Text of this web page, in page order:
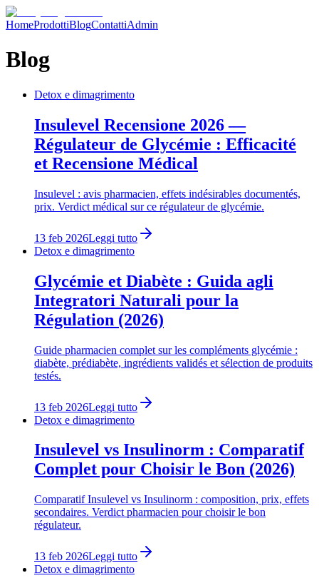
HomeProdottiBlogContattiAdmin
Blog
Detox e dimagrimento
Insulevel Recensione 2026 —
Régulateur de Glycémie : Efficacité
et Recensione Médical
Insulevel : avis pharmacien, effets indésirables documentés,
prix. Verdict médical sur ce régulateur de glycémie.
13 feb 2026Leggi tutto
Detox e dimagrimento
Glycémie et Diabète : Guida agli
Integratori Naturali pour la
Régulation (2026)
Guide pharmacien complet sur les compléments glycémie :
diabète, prédiabète, ingrédients validés et sélection de produits
testés.
13 feb 2026Leggi tutto
Detox e dimagrimento
Insulevel vs Insulinorm : Comparatif
Complet pour Choisir le Bon (2026)
Comparatif Insulevel vs Insulinorm : composition, prix, effets
secondaires. Verdict pharmacien pour choisir le bon
régulateur.
13 feb 2026Leggi tutto
Detox e dimagrimento